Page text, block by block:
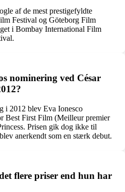
af de mest prestigefyldte
Festival og Göteborg Film
i Bombay International Film
nominering ved César
i 2012 blev Eva Ionesco
Best First Film (Meilleur premier
Prisen gik dog ikke til
anerkendt som en stærk debut.
flere priser end hun har